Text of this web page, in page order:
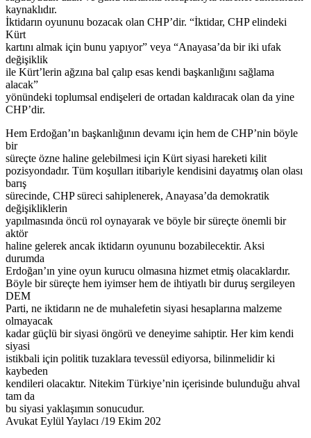
kaynaklıdır.
İktidarın oyununu bozacak olan CHP’dir. “İktidar, CHP elindeki
Kürt
kartını almak için bunu yapıyor” veya “Anayasa’da bir iki ufak
değişiklik
ile Kürt’lerin ağzına bal çalıp esas kendi başkanlığını sağlama
alacak”
yönündeki toplumsal endişeleri de ortadan kaldıracak olan da yine
CHP’dir.
Hem Erdoğan’ın başkanlığının devamı için hem de CHP’nin böyle
bir
süreçte özne haline gelebilmesi için Kürt siyasi hareketi kilit
pozisyondadır. Tüm koşulları itibariyle kendisini dayatmış olan olası
barış
sürecinde, CHP süreci sahiplenerek, Anayasa’da demokratik
değişikliklerin
yapılmasında öncü rol oynayarak ve böyle bir süreçte önemli bir
aktör
haline gelerek ancak iktidarın oyununu bozabilecektir. Aksi
durumda
Erdoğan’ın yine oyun kurucu olmasına hizmet etmiş olacaklardır.
Böyle bir süreçte hem iyimser hem de ihtiyatlı bir duruş sergileyen
DEM
Parti, ne iktidarın ne de muhalefetin siyasi hesaplarına malzeme
olmayacak
kadar güçlü bir siyasi öngörü ve deneyime sahiptir. Her kim kendi
siyasi
istikbali için politik tuzaklara tevessül ediyorsa, bilinmelidir ki
kaybeden
kendileri olacaktır. Nitekim Türkiye’nin içerisinde bulunduğu ahval
tam da
bu siyasi yaklaşımın sonucudur.
Avukat Eylül Yaylacı /19 Ekim 202